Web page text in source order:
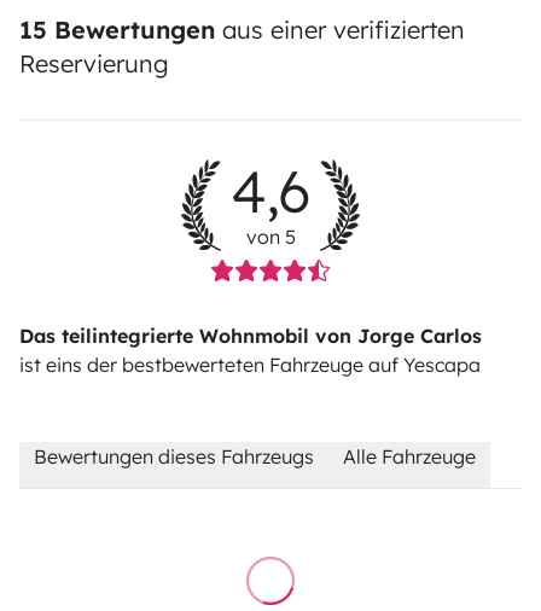
15 Bewertungen aus einer verifizierten
Reservierung
4,6
von 5
Das teilintegrierte Wohnmobil von Jorge Carlos
ist eins der bestbewerteten Fahrzeuge auf Yescapa
Bewertungen dieses Fahrzeugs Alle Fahrzeuge